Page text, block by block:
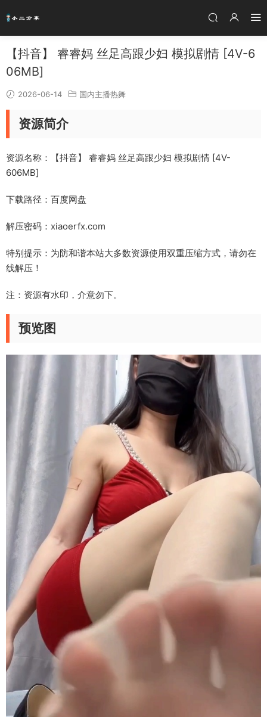
【抖音】 睿睿妈 丝足高跟少妇 模拟剧情 [4V-6
06MB]
2026-06-14 国内主播热舞
资源简介
资源名称：【抖音】 睿睿妈 丝足高跟少妇 模拟剧情 [4V-
606MB]
下载路径：百度网盘
解压密码：xiaoerfx.com
特别提示：为防和谐本站大多数资源使用双重压缩方式，请勿在
线解压！
注：资源有水印，介意勿下。
预览图